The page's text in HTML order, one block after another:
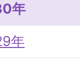
年
年